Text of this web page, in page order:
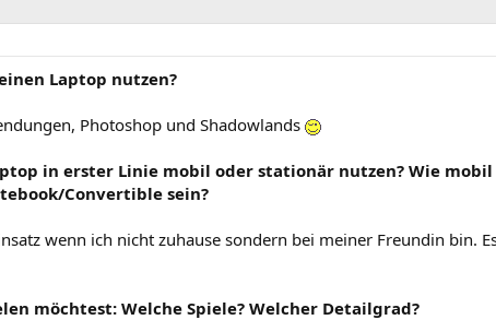
Laptop nutzen?
Photoshop und Shadowlands
in erster Linie mobil oder stationär nutzen? Wie
Convertible sein?
wenn ich nicht zuhause sondern bei meiner Freundin bin.
möchtest: Welche Spiele? Welcher Detailgrad?